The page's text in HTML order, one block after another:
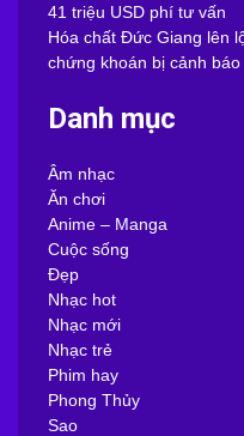
41 triệu USD phí tư vấn
Hóa chất Đức Giang lên
chứng khoán bị cảnh báo
Danh mục
Âm nhạc
Ăn chơi
Anime – Manga
Cuộc sống
Đẹp
Nhạc hot
Nhạc mới
Nhạc trẻ
Phim hay
Phong Thủy
Sao